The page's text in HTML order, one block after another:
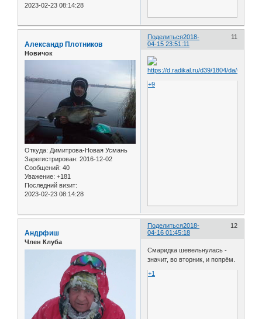
2023-02-23 08:14:28
Поделиться 11
2018-
04-15 23:51:11
Александр Плотников
Новичок
Откуда: Димитрова-Новая Усмань
Зарегистрирован: 2016-12-02
Сообщений: 40
Уважение: +181
Последний визит:
2023-02-23 08:14:28
+9
Поделиться 12
2018-
04-16 01:45:18
Андрфиш
Член Клуба
Смаридка шевельнулась -
значит, во вторник, и попрём.
+1